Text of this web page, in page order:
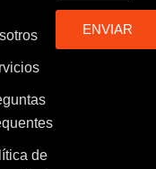
de
ENVIAR